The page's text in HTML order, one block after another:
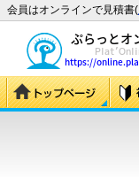
会員はオンラインで見積書(